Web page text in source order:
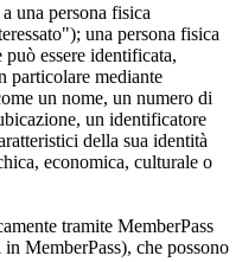
una persona fisica
una persona fisica
essere identificata,
particolare mediante
un nome, un numero di
un identificatore
della sua identità
economica, culturale o
tramite MemberPass
MemberPass), che possono